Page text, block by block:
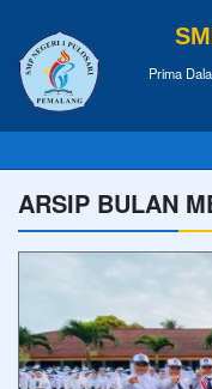
Prima
ARSIP BULAN